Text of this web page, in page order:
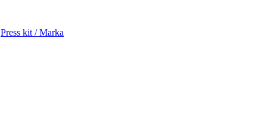
Press kit / Marka